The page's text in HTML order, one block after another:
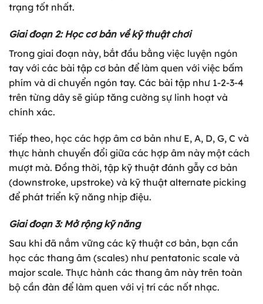
trạng tốt nhất.
Giai đoạn 2: Học cơ bản về kỹ thuật chơi
Trong giai đoạn này, bắt đầu bằng việc luyện ngón
tay với các bài tập cơ bản để làm quen với việc bấm
phím và di chuyển ngón tay. Các bài tập như 1-2-3-4
trên từng dây sẽ giúp tăng cường sự linh hoạt và
chính xác.
Tiếp theo, học các hợp âm cơ bản như E, A, D, G, C và
thực hành chuyển đổi giữa các hợp âm này một cách
mượt mà. Đồng thời, tập kỹ thuật đánh gẫy cơ bản
(downstroke, upstroke) và kỹ thuật alternate picking
để phát triển kỹ năng nhịp điệu.
Giai đoạn 3: Mở rộng kỹ năng
Sau khi đã nắm vững các kỹ thuật cơ bản, bạn cần
học các thang âm (scales) như pentatonic scale và
major scale. Thực hành các thang âm này trên toàn
bộ cần đàn để làm quen với vị trí các nốt nhạc.